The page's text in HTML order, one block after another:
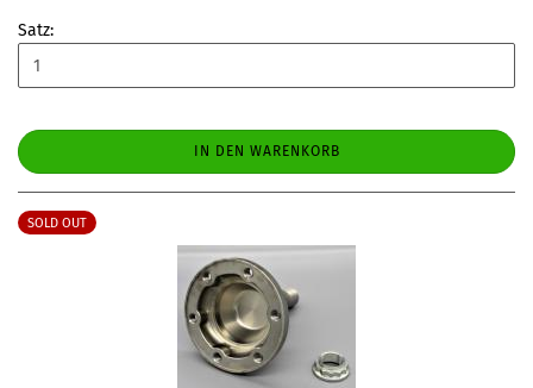
Satz:
IN DEN WARENKORB
SOLD OUT